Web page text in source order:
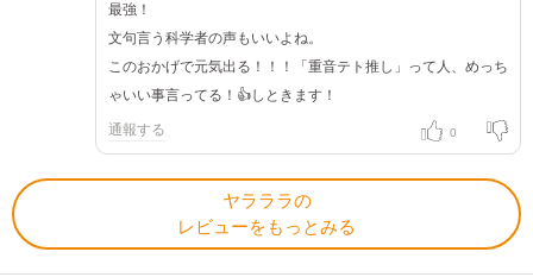
最強！
文句言う科学者の声もいいよね。
このおかげで元気出る！！！「重音テト推し」って人、めっち
ゃいい事言ってる！👍しときます！
通報する 0
ヤラララの
レビューをもっとみる